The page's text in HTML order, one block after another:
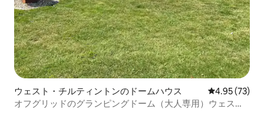
ウェスト・チルティントンのドームハウス レビュー73
4.95 (73)
オフグリッドのグランピングドーム（大人専用）ウェスト